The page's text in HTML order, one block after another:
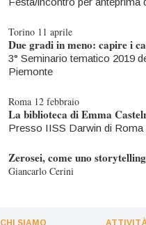
Torino 11 aprile
Due gradi in meno: capire i
3° Seminario tematico 2019
Piemonte
Roma 12 febbraio
La biblioteca di Emma
Presso IISS Darwin di Roma
Zerosei, come uno storytelling
Giancarlo Cerini
CHI SIAMO